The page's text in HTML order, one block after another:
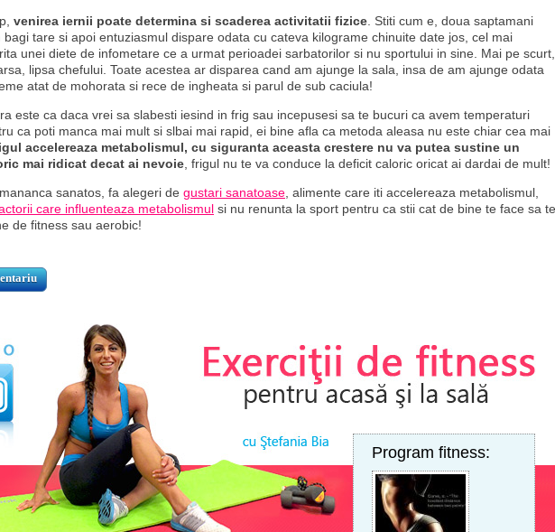
venirea iernii poate determina si scaderea activitatii fizice . Stiti cum e, doua saptamani
bagi tare si apoi entuziasmul dispare odata cu cateva kilograme chinuite date jos, cel mai
unei diete de infometare ce a urmat perioadei sarbatorilor si nu sportului in sine. Mai pe scurt,
lipsa chefului. Toate acestea ar disparea cand am ajunge la sala, insa de am ajunge odata
atat de mohorata si rece de ingheata si parul de sub caciula!
este ca daca vrei sa slabesti iesind in frig sau incepusesi sa te bucuri ca avem temperaturi
ca poti manca mai mult si slbai mai rapid, ei bine afla ca metoda aleasa nu este chiar cea mai
accelereaza metabolismul, cu siguranta aceasta crestere nu va putea sustine un
mai ridicat decat ai nevoie , frigul nu te va conduce la deficit caloric oricat ai dardai de mult!
sanatos, fa alegeri de gustari sanatoase , alimente care iti accelereaza metabolismul,
care influenteaza metabolismul si nu renunta la sport pentru ca stii cat de bine te face sa te
de fitness sau aerobic!
Program fitness: